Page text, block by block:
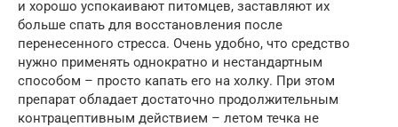
и хорошо успокаивают питомцев, заставляют их
больше спать для восстановления после
перенесенного стресса. Очень удобно, что средство
нужно применять однократно и нестандартным
способом – просто капать его на холку. При этом
препарат обладает достаточно продолжительным
контрацептивным действием – летом течка не